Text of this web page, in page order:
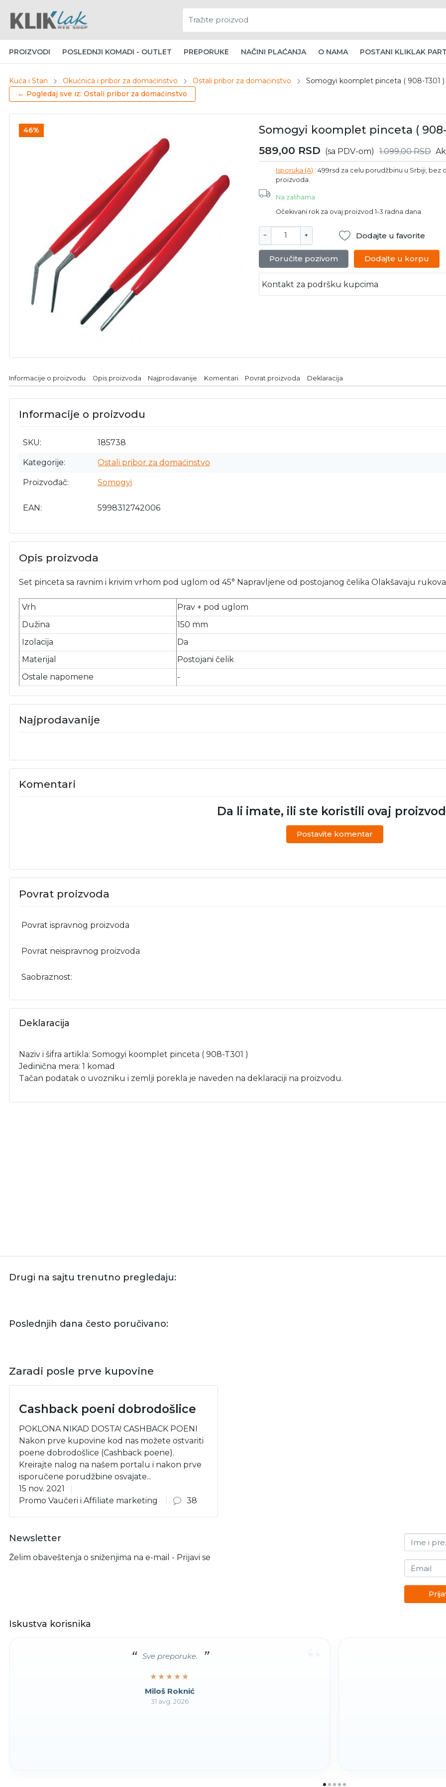
PROIZVODI POSLEDNJI KOMADI - OUTLET PREPORUKE NAČINI PLAĆANJA O NAMA POSTANI KLIKLAK
Kuća i Stan Okućnica i pribor za domaćinstvo Ostali pribor za domaćinstvo
Somogyi koomplet pinceta ( 908-T301 )
← Pogledaj sve iz: Ostali pribor za domaćinstvo
46% Somogyi koomplet pinceta ( 908-
589,00 RSD (sa PDV-om) 1.099,00RSD
Isporuka (A) : 499rsd za celu porudžbinu u Srbiji, bez
proizvoda.
Na zalihama
Očekivani rok za ovaj proizvod 1-3 radna dana
− + Dodajte u favorite
Poručite pozivom Dodajte u korpu
Kontakt za podršku kupcima
Informacije o proizvodu Opis proizvoda Najprodavanije Komentari Povrat proizvoda Deklaracija
Informacije o proizvodu
SKU 185738
Kategorije Ostali pribor za domaćinstvo
Proizvođač Somogyi
EAN 5998312742006
Opis proizvoda
Set pinceta sa ravnim i krivim vrhom pod uglom od 45° Napravljene od postojanog čelika Olakšavaju
Vrh
Prav + pod uglom
Dužina
150 mm
Izolacija
Da
Materijal
Postojani čelik
Ostale napomene
-
Najprodavanije
Komentari
Da li imate, ili ste koristili ovaj
Postavite komentar
Povrat proizvoda
Povrat ispravnog proizvoda
Povrat neispravnog proizvoda
Saobraznost:
Deklaracija
Naziv i šifra artikla: Somogyi koomplet pinceta ( 908-T301 )
Jedinična mera: 1 komad
Tačan podatak o uvozniku i zemlji porekla je naveden na deklaraciji na proizvodu.
Drugi na sajtu trenutno pregledaju:
Poslednjih dana često poručivano:
Zaradi posle prve kupovine
Cashback poeni dobrodošlice
POKLONA NIKAD DOSTA! CASHBACK POENI
Nakon prve kupovine kod nas možete ostvariti
poene dobrodošlice (Cashback poene).
Kreirajte nalog na našem portalu i nakon prve
isporučene porudžbine osvajate...
15 nov. 2021
Promo Vaučeri i Affiliate marketing
38
Newsletter
Želim obaveštenja o sniženjima na e-mail - Prijavi se
Ime i
Email
Iskustva korisnika
Sve preporuke.
★★★★★
★★★★★
Miloš Roknić
31 avg. 2026